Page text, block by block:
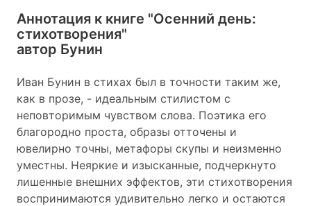
Аннотация к книге "Осенний день:
стихотворения"
автор Бунин
Иван Бунин в стихах был в точности таким же,
как в прозе, - идеальным стилистом с
неповторимым чувством слова. Поэтика его
благородно проста, образы отточены и
ювелирно точны, метафоры скупы и неизменно
уместны. Неяркие и изысканные, подчеркнуто
лишенные внешних эффектов, эти стихотворения
воспринимаются удивительно легко и остаются